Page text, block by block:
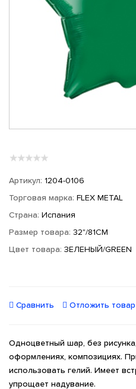
Артикул: 1204-0106
Торговая марка: FLEX METAL
Страна: Испания
Размер товара: 32"/81СМ
Цвет товара: ЗЕЛЕНЫЙ/GREEN
Сравнить Отложить товар
Одноцветный шар, без
оформлениях, композициях.
использовать гелий. Имеет
упрощает надувание.